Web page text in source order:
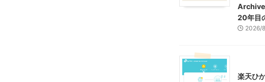
20年目
2026/
楽天ひ